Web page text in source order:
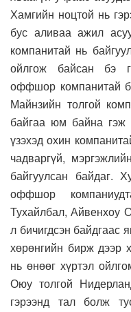
Хамгийн ноцтой нь
бус аливаа ажил
компанитай нь
ойлгож байсан бэ
оффшор компанитай
Майнзийн толгой
байгаа юм байна гэж
үзэхэд охин
чадваргүй,
байгуулсан байдаг.
оффшор
Тухайлбал, Айвенхоу
л бичигдсэн байдгаас
хөрөнгийн бирж дээр
нь өнөөг хүртэл
Оюу толгой
гэрээнд тал болж